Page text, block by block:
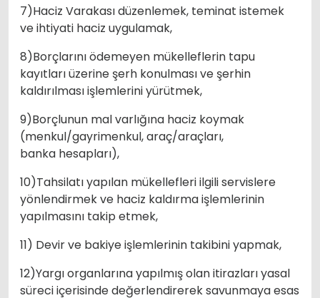
7)Haciz Varakası düzenlemek, teminat istemek
ve ihtiyati haciz uygulamak,
8)Borçlarını ödemeyen mükelleflerin tapu
kayıtları üzerine şerh konulması ve şerhin
kaldırılması işlemlerini yürütmek,
9)Borçlunun mal varlığına haciz koymak
(menkul/gayrimenkul, araç/araçları,
banka hesapları),
10)Tahsilatı yapılan mükellefleri ilgili servislere
yönlendirmek ve haciz kaldırma işlemlerinin
yapılmasını takip etmek,
11) Devir ve bakiye işlemlerinin takibini yapmak,
12)Yargı organlarına yapılmış olan itirazları yasal
süreci içerisinde değerlendirerek savunmaya esas